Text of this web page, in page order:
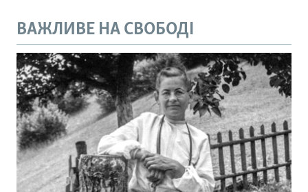
ВАЖЛИВЕ НА СВОБОДІ